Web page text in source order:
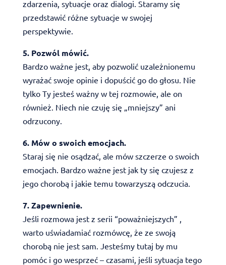
zdarzenia, sytuacje oraz dialogi. Staramy się
przedstawić różne sytuacje w swojej
perspektywie.
5. Pozwól mówić.
Bardzo ważne jest, aby pozwolić uzależnionemu
wyrażać swoje opinie i dopuścić go do głosu. Nie
tylko Ty jesteś ważny w tej rozmowie, ale on
również. Niech nie czuję się „mniejszy” ani
odrzucony.
6. Mów o swoich emocjach.
Staraj się nie osądzać, ale mów szczerze o swoich
emocjach. Bardzo ważne jest jak ty się czujesz z
jego chorobą i jakie temu towarzyszą odczucia.
7. Zapewnienie.
Jeśli rozmowa jest z serii “poważniejszych” ,
warto uświadamiać rozmówcę, że ze swoją
chorobą nie jest sam. Jesteśmy tutaj by mu
pomóc i go wesprzeć – czasami, jeśli sytuacja tego